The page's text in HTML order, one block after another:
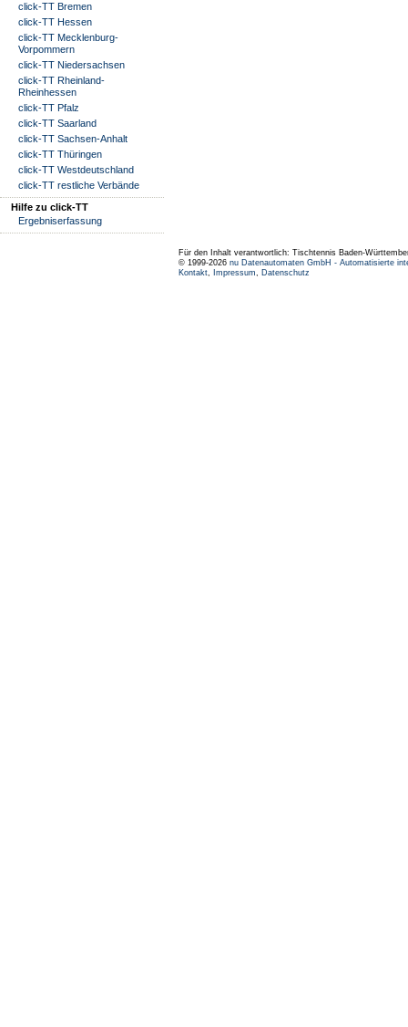
click-TT Bremen
click-TT Hessen
click-TT Mecklenburg-
Vorpommern
click-TT Niedersachsen
click-TT Rheinland-
Rheinhessen
click-TT Pfalz
click-TT Saarland
click-TT Sachsen-Anhalt
click-TT Thüringen
click-TT Westdeutschland
click-TT restliche Verbände
Hilfe zu click-TT
Ergebniserfassung
Für den Inhalt verantwortlich: Tischtennis Baden-
© 1999-2026 nu Datenautomaten GmbH - Automatisierte
Kontakt, Impressum, Datenschutz